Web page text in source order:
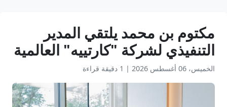
مكتوم بن محمد يلتقي المدير
التنفيذي لشركة "كارتييه" العالمية
الخميس، 06 أغسطس 2026 | 1 دقيقة قراءة